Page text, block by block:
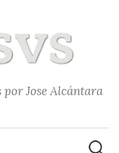
Jose Alcántara